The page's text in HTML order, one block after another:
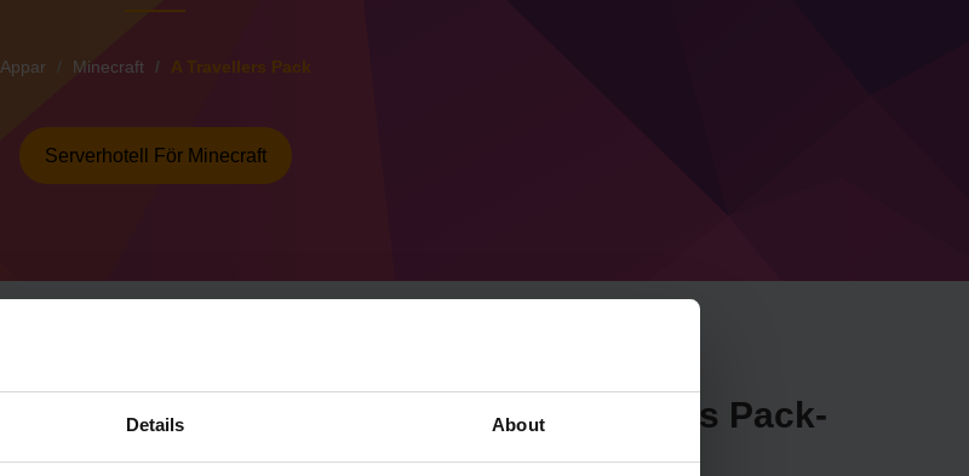
Details About
Appar Minecraft A Travellers Pack
Serverhotell För Minecraft
Så skapar du en Minecraft A Travellers Pack-
server